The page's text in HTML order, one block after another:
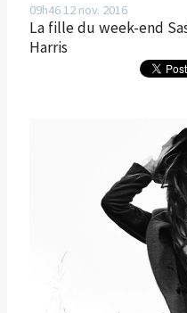
09h4612 nov. 2016
La fille du week-end
Harris